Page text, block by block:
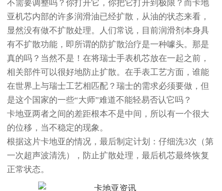
不需要调整吗？你打开它，你把它打开到极限？而卡地
亚机芯内部的许多润滑油已经扩散，从油的状态来看，
显然没有做不扩散处理。人们常说，目前润滑剂本身具
有不扩散功能，即所谓的防扩散治疗是一种噱头。那是
真的吗？当然不是！在将瑞士手表机芯放在一起之前，
相关部件可以很好地防止扩散。在手表工艺方面，谁能
在世界上与瑞士工艺相匹配？瑞士的需求必须要做，但
是这个国家的一些“大师”难道不能轻易否认它吗？
卡地亚两者之间的差距根本不是中间，所以有一个很大
的位移，当不稳定的现象。
根据这片卡地亚的情况，最后制定计划：仔细洗3次（第
一次超声波清洗），防止扩散处理，最后机芯最终恢复
正常状态。